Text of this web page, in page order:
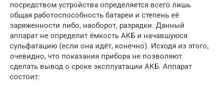
посредством устройства определяется всего лишь
общая работоспособность батареи и степень её
заряженности либо, наоборот, разрядки. Данный
аппарат не определит ёмкость АКБ и начавшуюся
сульфатацию (если она идёт, конечно). Исходя из этого,
очевидно, что показания прибора не позволяют
сделать вывод о сроке эксплуатации АКБ. Аппарат
состоит: